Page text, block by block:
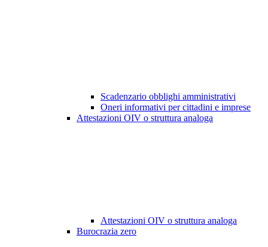
Scadenzario obblighi amministrativi
Oneri informativi per cittadini e imprese
Attestazioni OIV o struttura analoga
Attestazioni OIV o struttura analoga
Burocrazia zero